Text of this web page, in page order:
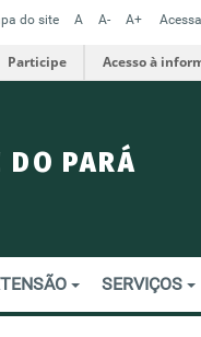
do site A A- A+
Participe Acesso à
DO PARÁ
SERVIÇOS